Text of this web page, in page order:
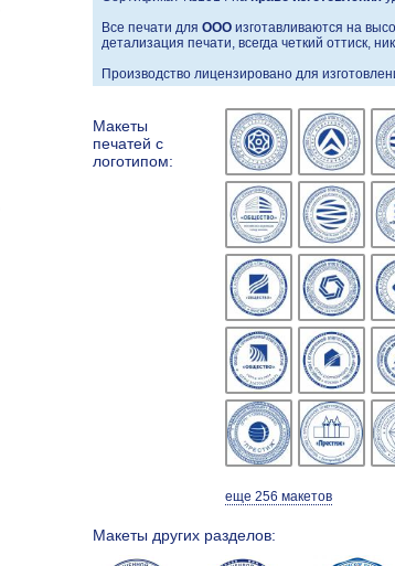
Все печати для ООО изготавливаются на
детализация печати, всегда четкий оттиск,
Производство лицензировано для
Макеты
печатей с
логотипом:
еще 256 макетов
Макеты других разделов: